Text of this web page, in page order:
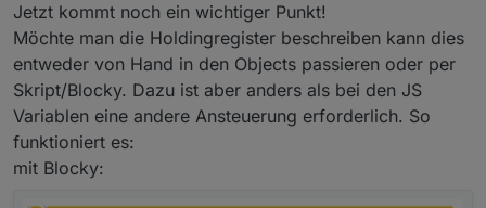
Jetzt kommt noch ein wichtiger Punkt!
Möchte man die Holdingregister beschreiben kann dies
entweder von Hand in den Objects passieren oder per
Skript/Blocky. Dazu ist aber anders als bei den JS
Variablen eine andere Ansteuerung erforderlich. So
funktioniert es:
mit Blocky: